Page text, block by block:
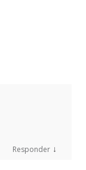
Responder ↓